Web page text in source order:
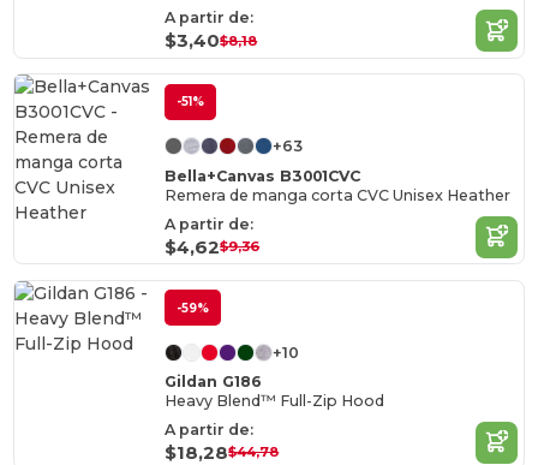
A partir de:
$3,40$8,18
-51%
+63
Bella+Canvas B3001CVC
Remera de manga corta CVC Unisex Heather
A partir de:
$4,62$9,36
-59%
+10
Gildan G186
Heavy Blend™ Full-Zip Hood
A partir de:
$18,28$44,78